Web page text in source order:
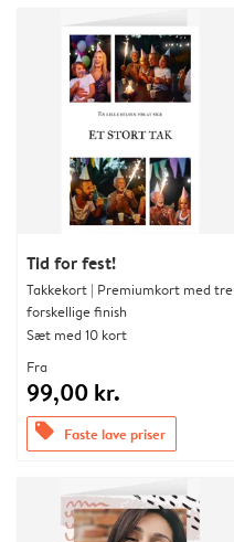
Tid for fest!
Takkekort | Premiumkort med tre
forskellige finish
Sæt med 10 kort
Fra
99,00 kr.
offers Faste lave priser